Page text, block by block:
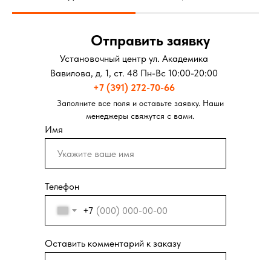
Имя
Телефон
+7
Оставить комментарий к заказу
Отправить заявку
Установочный центр ул. Академика
Вавилова, д. 1, ст. 48 Пн-Вс 10:00-20:00
+7 (391) 272-70-66
Заполните все поля и оставьте заявку. Наши
менеджеры свяжутся с вами.